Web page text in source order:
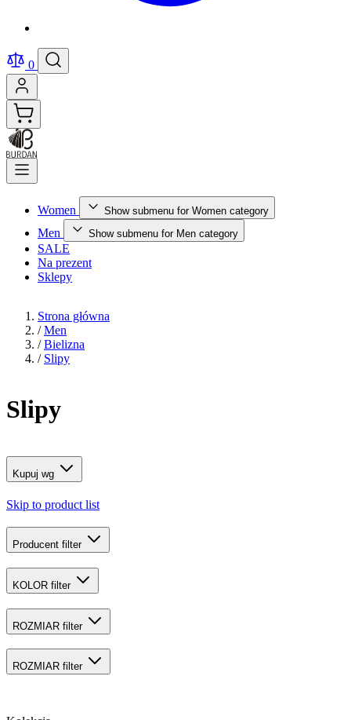
0
Women Show submenu for Women category
Men Show submenu for Men category
SALE
Na prezent
Sklepy
Strona główna
/ Men
/ Bielizna
/ Slipy
Slipy
Kupuj wg
Skip to product list
Producent filter
KOLOR filter
ROZMIAR filter
ROZMIAR filter